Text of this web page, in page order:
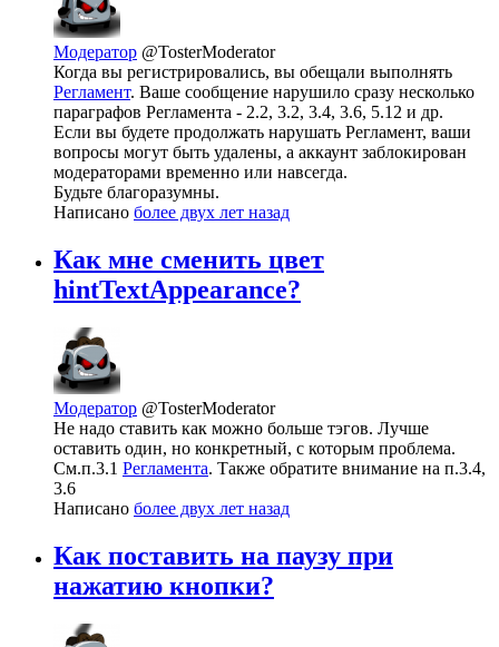
Модератор @TosterModerator
Когда вы регистрировались, вы обещали выполнять
Регламент. Ваше сообщение нарушило сразу несколько
параграфов Регламента - 2.2, 3.2, 3.4, 3.6, 5.12 и др.
Если вы будете продолжать нарушать Регламент, ваши
вопросы могут быть удалены, а аккаунт заблокирован
модераторами временно или навсегда.
Будьте благоразумны.
Написано более двух лет назад
Как мне сменить цвет
hintTextAppearance?
Модератор @TosterModerator
Не надо ставить как можно больше тэгов. Лучше
оставить один, но конкретный, с которым проблема.
См.п.3.1 Регламента. Также обратите внимание на п.3.4,
3.6
Написано более двух лет назад
Как поставить на паузу при
нажатию кнопки?